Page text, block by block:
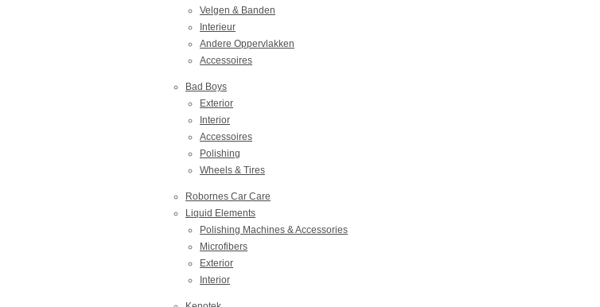
Velgen & Banden
Interieur
Andere Oppervlakken
Accessoires
Bad Boys
Exterior
Interior
Accessoires
Polishing
Wheels & Tires
Robornes Car Care
Liquid Elements
Polishing Machines & Accessories
Microfibers
Exterior
Interior